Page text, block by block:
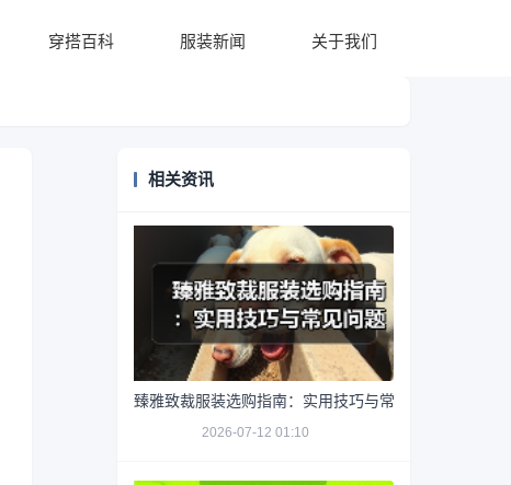
穿搭百科 服装新闻 关于我们
相关资讯
臻雅致裁服装选购指南：实用技巧与常见问题解析
2026-07-12 01:10